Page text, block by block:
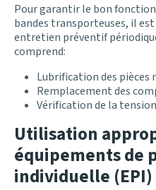
Pour garantir le bon
bandes transporteuses, il
entretien préventif
comprend:
Lubrification des pièces
Remplacement des
Vérification de la
Utilisation
équipements de
individuelle (EPI)